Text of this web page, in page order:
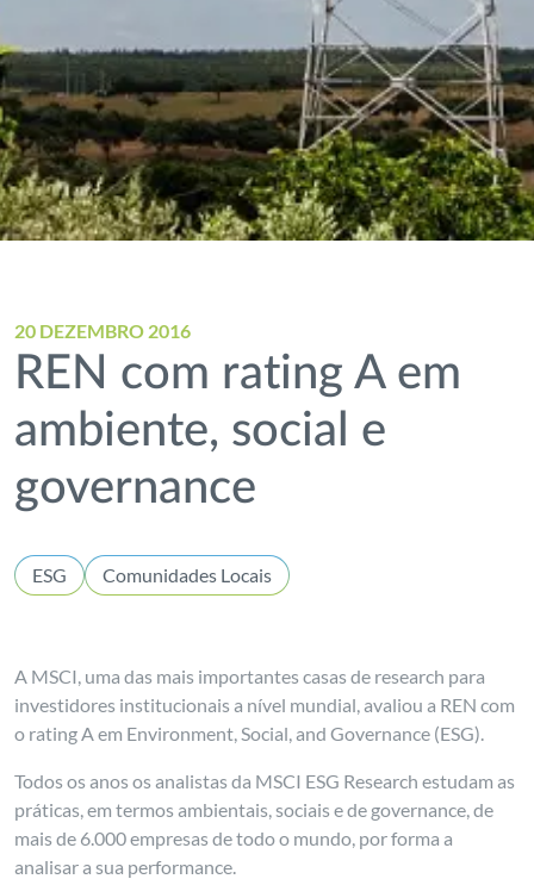
20 DEZEMBRO 2016
REN com rating A em
ambiente, social e
governance
ESG Comunidades Locais
A MSCI, uma das mais importantes casas de research para
investidores institucionais a nível mundial, avaliou a REN com
o rating A em Environment, Social, and Governance (ESG).
Todos os anos os analistas da MSCI ESG Research estudam as
práticas, em termos ambientais, sociais e de governance, de
mais de 6.000 empresas de todo o mundo, por forma a
analisar a sua performance.